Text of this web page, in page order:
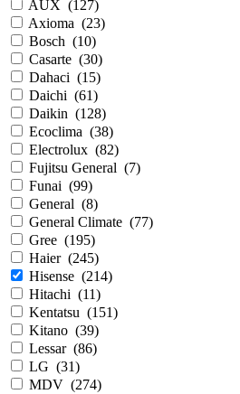
AUX (127)
Axioma (23)
Bosch (10)
Casarte (30)
Dahaci (15)
Daichi (61)
Daikin (128)
Ecoclima (38)
Electrolux (82)
Fujitsu General (7)
Funai (99)
General (8)
General Climate (77)
Gree (195)
Haier (245)
Hisense (214)
Hitachi (11)
Kentatsu (151)
Kitano (39)
Lessar (86)
LG (31)
MDV (274)